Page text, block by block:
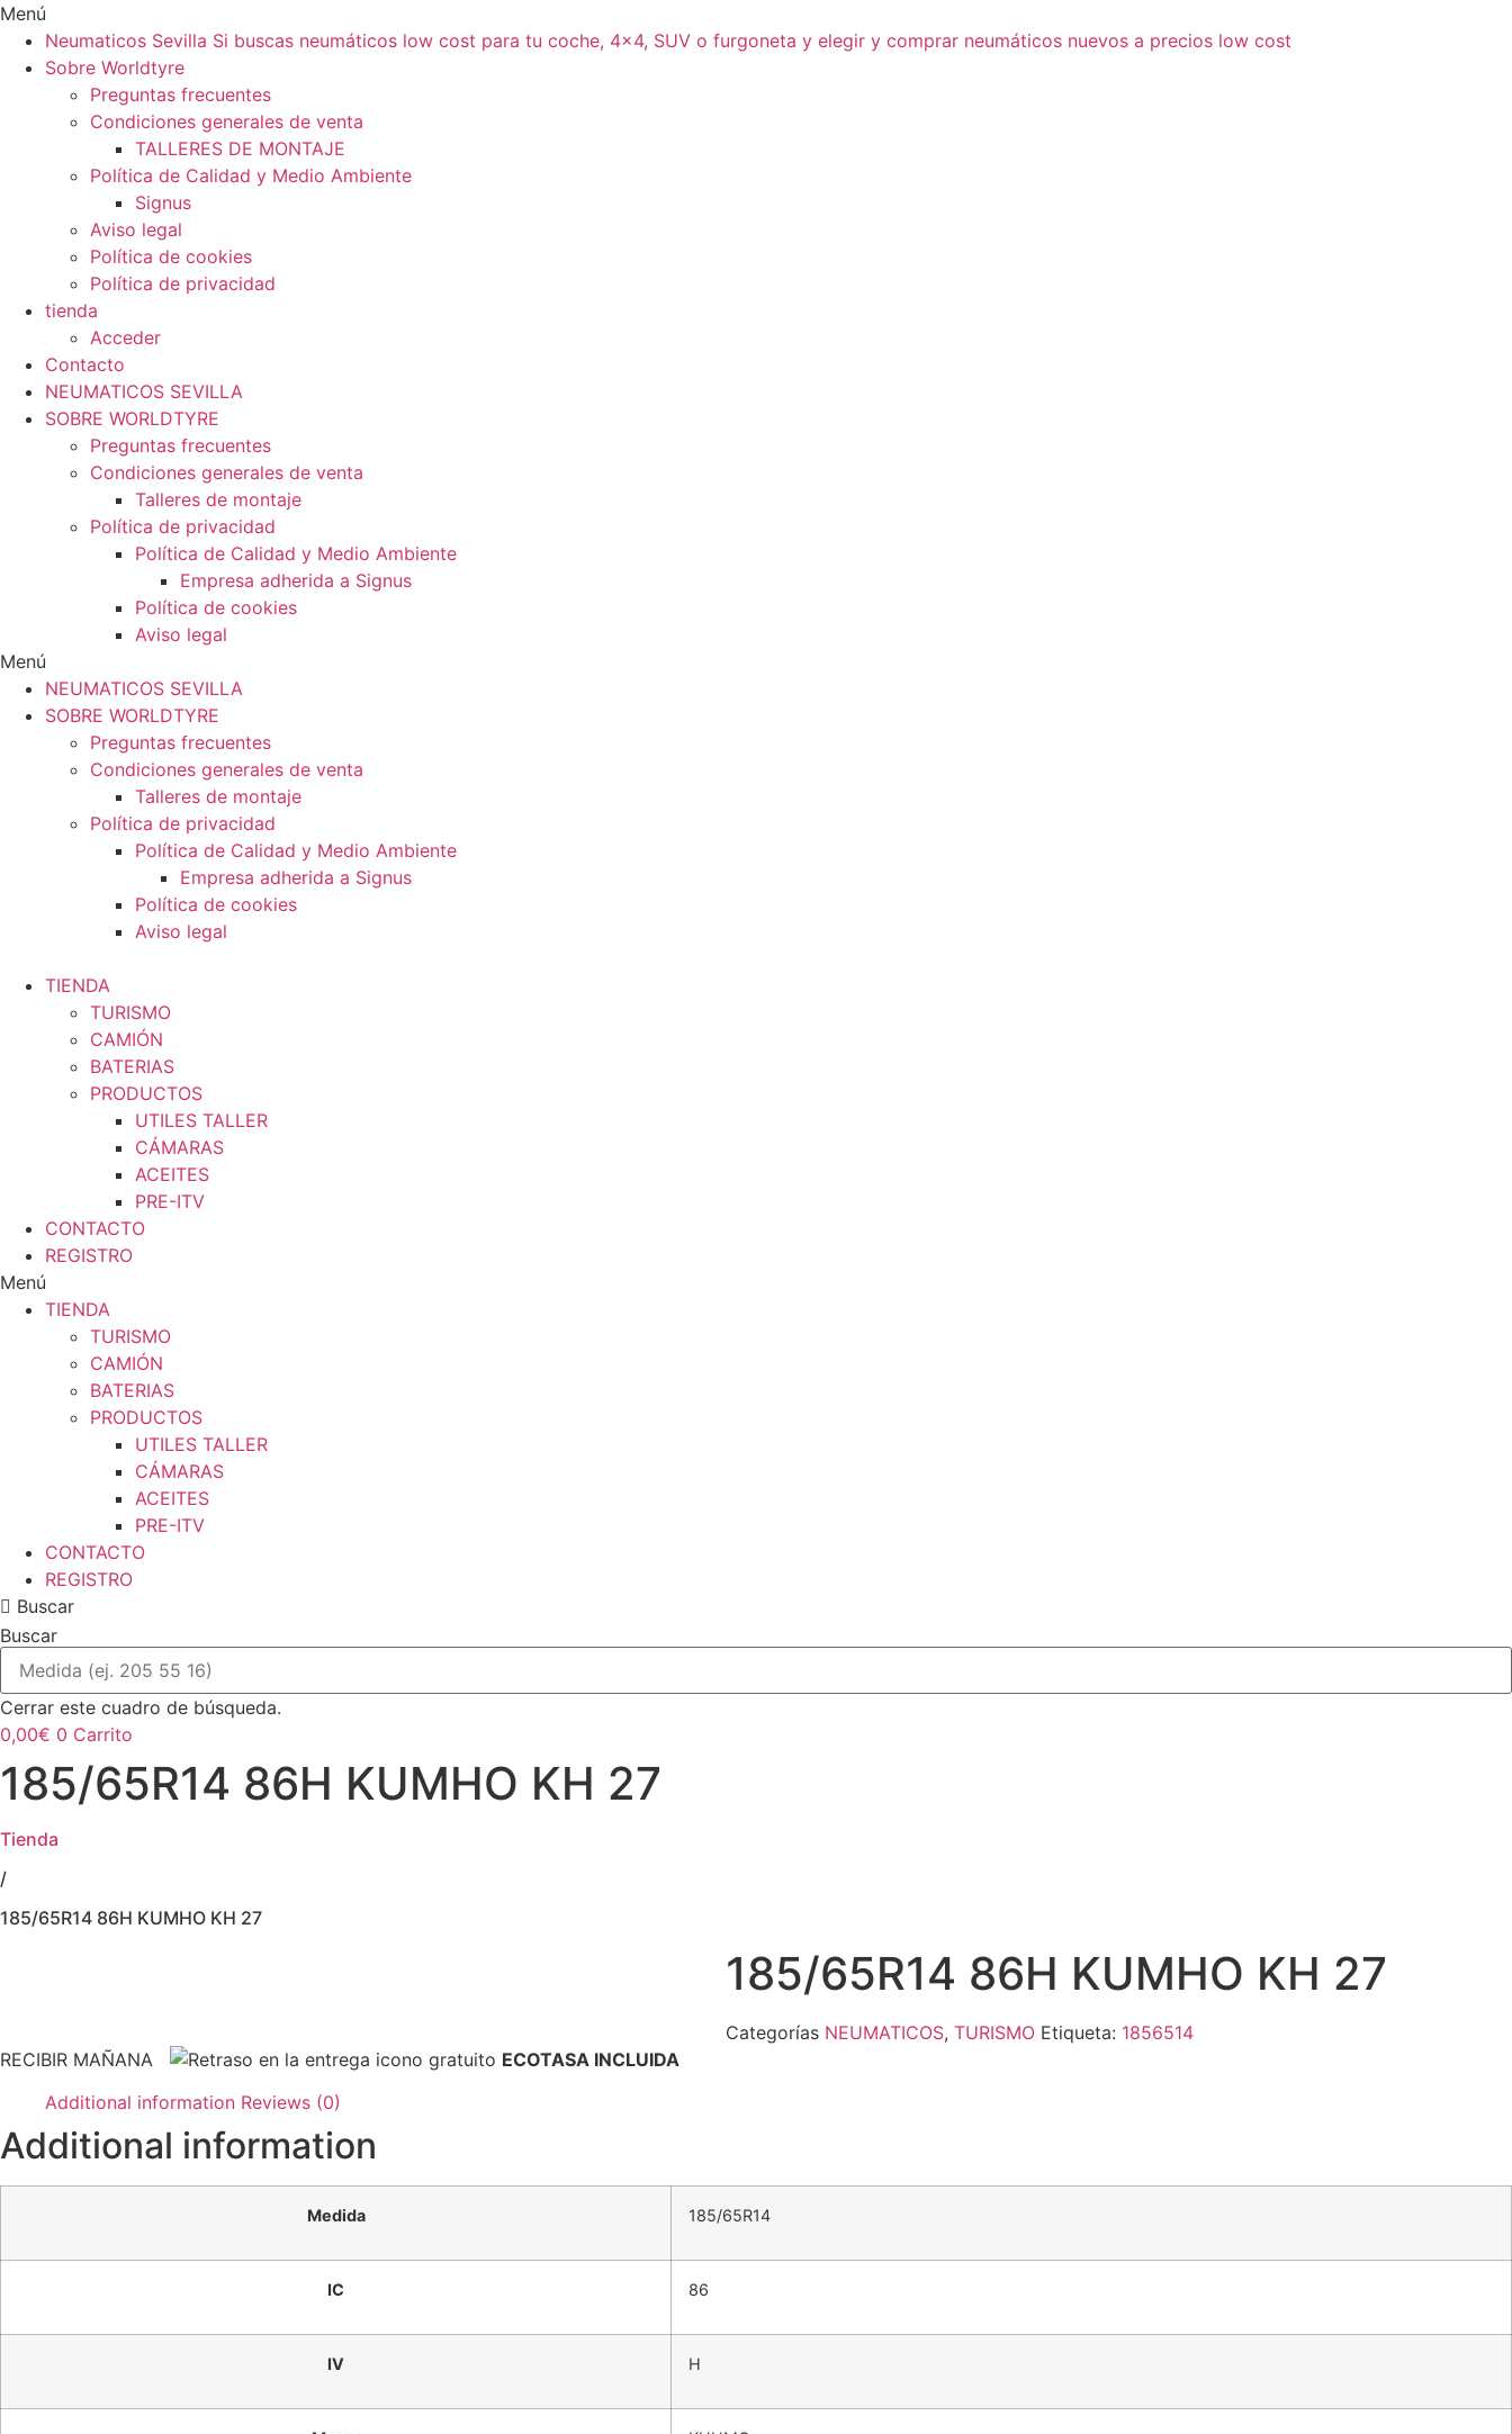
Ir
contenido
Menú
Neumaticos Sevilla Si buscas neumáticos low cost para tu coche, 4×4, SUV o furgoneta y elegir y comprar neumáticos nuevos a precios low cost
Sobre Worldtyre
Preguntas frecuentes
Condiciones generales de venta
TALLERES DE MONTAJE
Política de Calidad y Medio Ambiente
Signus
Aviso legal
Política de cookies
Política de privacidad
tienda
Acceder
Contacto
NEUMATICOS SEVILLA
SOBRE WORLDTYRE
Preguntas frecuentes
Condiciones generales de venta
Talleres de montaje
Política de privacidad
Política de Calidad y Medio Ambiente
Empresa adherida a Signus
Política de cookies
Aviso legal
Menú
NEUMATICOS SEVILLA
SOBRE WORLDTYRE
Preguntas frecuentes
Condiciones generales de venta
Talleres de montaje
Política de privacidad
Política de Calidad y Medio Ambiente
Empresa adherida a Signus
Política de cookies
Aviso legal
TIENDA
TURISMO
CAMIÓN
BATERIAS
PRODUCTOS
UTILES TALLER
CÁMARAS
ACEITES
PRE-ITV
CONTACTO
REGISTRO
Menú
TIENDA
TURISMO
CAMIÓN
BATERIAS
PRODUCTOS
UTILES TALLER
CÁMARAS
ACEITES
PRE-ITV
CONTACTO
REGISTRO
Buscar
Buscar
Cerrar este cuadro de búsqueda.
0,00€ 0 Carrito
185/65R14 86H KUMHO KH 27
Tienda
/
185/65R14 86H KUMHO KH 27
185/65R14 86H KUMHO KH 27
Categorías NEUMATICOS,TURISMO Etiqueta: 1856514
RECIBIR MAÑANA
ECOTASA INCLUIDA
Additional information Reviews (0)
Additional information
Medida 185/65R14
IC 86
IV H